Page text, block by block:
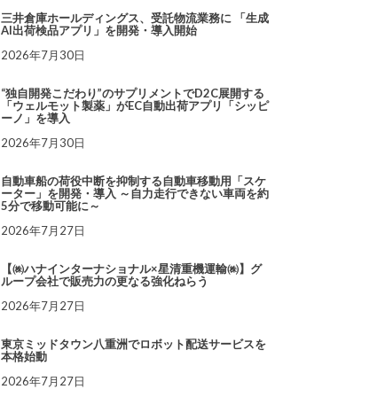
三井倉庫ホールディングス、受託物流業務に 「生成
AI出荷検品アプリ」を開発・導入開始
2026年7月30日
“独自開発こだわり”のサプリメントでD2C展開する
「ウェルモット製薬」がEC自動出荷アプリ「シッピ
ーノ」を導入
2026年7月30日
自動車船の荷役中断を抑制する自動車移動用「スケ
ーター」を開発・導入 ～自力走行できない車両を約
5分で移動可能に～
2026年7月27日
【㈱ハナインターナショナル×星清重機運輸㈱】グ
ループ会社で販売力の更なる強化ねらう
2026年7月27日
東京ミッドタウン八重洲でロボット配送サービスを
本格始動
2026年7月27日